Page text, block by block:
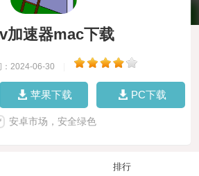
加速器mac下载
：2024-06-30
苹果下载 PC下载
安卓市场，安全绿色
排行